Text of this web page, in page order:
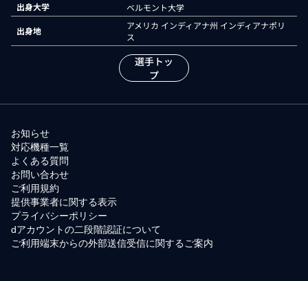
出身大学
ベルモント大学
出身地
アメリカ インディアナ州 インディアナポリ
ス
選手トッ
プ
お知らせ
対応機種一覧
よくある質問
お問い合わせ
ご利用規約
提供事業者に関する表示
プライバシーポリシー
dアカウントの二段階認証について
ご利用端末からの外部送信受信に関するご案内